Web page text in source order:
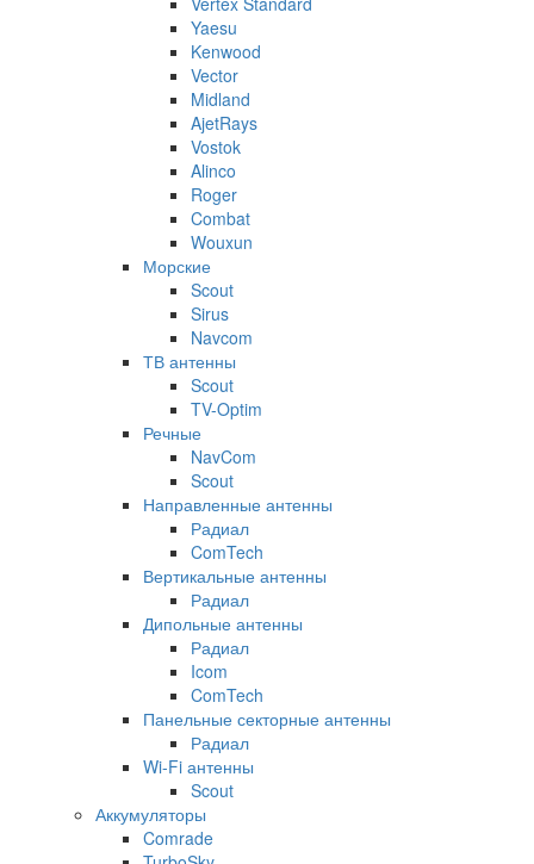
Yaesu
Kenwood
Vector
Midland
AjetRays
Vostok
Alinco
Roger
Combat
Wouxun
Морские
Scout
Sirus
Navcom
ТВ антенны
Scout
TV-Optim
Речные
NavCom
Scout
Направленные антенны
Радиал
ComTech
Вертикальные антенны
Радиал
Дипольные антенны
Радиал
Icom
ComTech
Панельные секторные антенны
Радиал
Wi-Fi антенны
Scout
Аккумуляторы
Comrade